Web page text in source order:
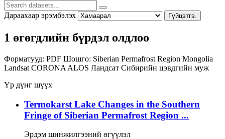
Дараахаар эрэмбэлэх Гүйцэтгэ.
1 өгөгдлийн бүрдэл олдлоо
Форматууд: PDF Шошго: Siberian Permafrost Region Mongolia
Landsat CORONA ALOS Ландсат Сибирийн цэвдгийн муж
Үр дүнг шүүх
Termokarst Lake Changes in the Southern
Fringe of Siberian Permafrost Region ...
Эрдэм шинжилгээний өгүүлэл